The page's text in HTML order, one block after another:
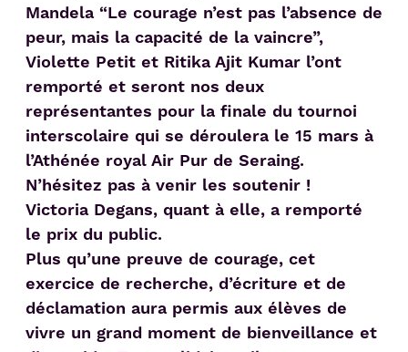
Mandela “Le courage n’est pas l’absence de
peur, mais la capacité de la vaincre”,
Violette Petit et Ritika Ajit Kumar l’ont
remporté et seront nos deux
représentantes pour la finale du tournoi
interscolaire qui se déroulera le 15 mars à
l’Athénée royal Air Pur de Seraing.
N’hésitez pas à venir les soutenir !
Victoria Degans, quant à elle, a remporté
le prix du public.
Plus qu’une preuve de courage, cet
exercice de recherche, d’écriture et de
déclamation aura permis aux élèves de
vivre un grand moment de bienveillance et